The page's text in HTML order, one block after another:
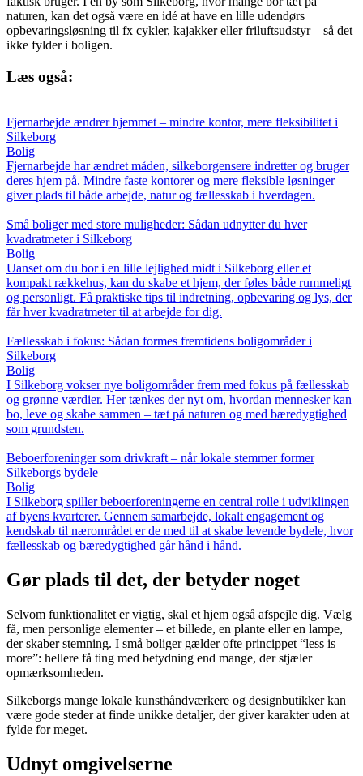
naturen, kan det også være en idé at have en lille udendørs
opbevaringsløsning til fx cykler, kajakker eller friluftsudstyr – så det
ikke fylder i boligen.
Læs også:
Fjernarbejde ændrer hjemmet – mindre kontor, mere fleksibilitet i
Silkeborg
Bolig
Fjernarbejde har ændret måden, silkeborgensere indretter og bruger
deres hjem på. Mindre faste kontorer og mere fleksible løsninger
giver plads til både arbejde, natur og fællesskab i hverdagen.
Små boliger med store muligheder: Sådan udnytter du hver
kvadratmeter i Silkeborg
Bolig
Uanset om du bor i en lille lejlighed midt i Silkeborg eller et
kompakt rækkehus, kan du skabe et hjem, der føles både rummeligt
og personligt. Få praktiske tips til indretning, opbevaring og lys, der
får hver kvadratmeter til at arbejde for dig.
Fællesskab i fokus: Sådan formes fremtidens boligområder i
Silkeborg
Bolig
I Silkeborg vokser nye boligområder frem med fokus på fællesskab
og grønne værdier. Her tænkes der nyt om, hvordan mennesker kan
bo, leve og skabe sammen – tæt på naturen og med bæredygtighed
som grundsten.
Beboerforeninger som drivkraft – når lokale stemmer former
Silkeborgs bydele
Bolig
I Silkeborg spiller beboerforeningerne en central rolle i udviklingen
af byens kvarterer. Gennem samarbejde, lokalt engagement og
kendskab til nærområdet er de med til at skabe levende bydele, hvor
fællesskab og bæredygtighed går hånd i hånd.
Gør plads til det, der betyder noget
Selvom funktionalitet er vigtig, skal et hjem også afspejle dig. Vælg
få, men personlige elementer – et billede, en plante eller en lampe,
der skaber stemning. I små boliger gælder ofte princippet “less is
more”: hellere få ting med betydning end mange, der stjæler
opmærksomheden.
Silkeborgs mange lokale kunsthåndværkere og designbutikker kan
være gode steder at finde unikke detaljer, der giver karakter uden at
fylde for meget.
Udnyt omgivelserne